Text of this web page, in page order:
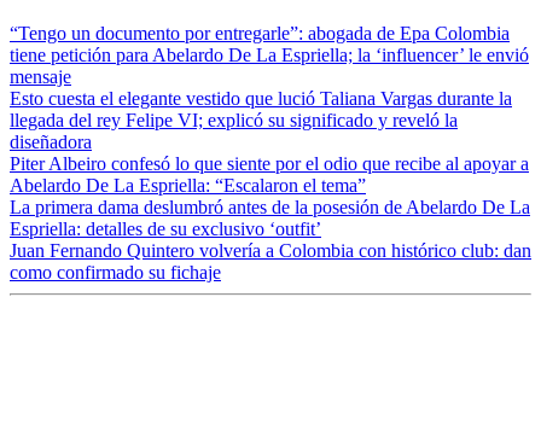
“Tengo un documento por entregarle”: abogada de Epa Colombia
tiene petición para Abelardo De La Espriella; la ‘influencer’ le envió
mensaje
Esto cuesta el elegante vestido que lució Taliana Vargas durante la
llegada del rey Felipe VI; explicó su significado y reveló la
diseñadora
Piter Albeiro confesó lo que siente por el odio que recibe al apoyar a
Abelardo De La Espriella: “Escalaron el tema”
La primera dama deslumbró antes de la posesión de Abelardo De La
Espriella: detalles de su exclusivo ‘outfit’
Juan Fernando Quintero volvería a Colombia con histórico club: dan
como confirmado su fichaje